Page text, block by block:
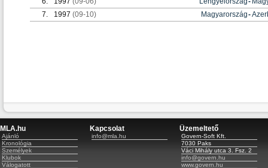
7.
1997 (09-10) Magyarország-
MLA.hu
Ajánló
Kronológia
Személyek
Klubok
Válogatott
Kapcsolat
info@mla.hu
Üzemeltető
Govern-Soft Kft.
7030 Paks
Váci Mihály utca 3. Fsz. 2
info@govern.hu
www.govern.hu